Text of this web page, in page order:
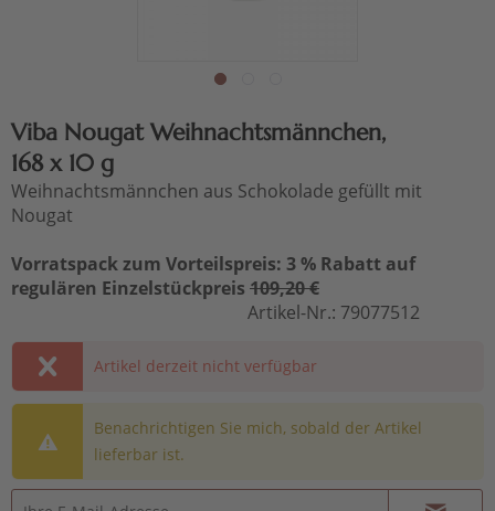
Viba Nougat Weihnachtsmännchen,
168 x 10 g
Weihnachtsmännchen aus Schokolade gefüllt mit
Nougat
Vorratspack zum Vorteilspreis: 3 % Rabatt auf
regulären Einzelstückpreis 109,20 €
Artikel-Nr.: 79077512
Artikel derzeit nicht verfügbar
Benachrichtigen Sie mich, sobald der Artikel
lieferbar ist.